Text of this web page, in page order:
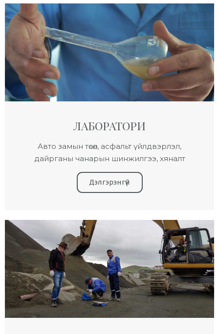
ЛАБОРАТОРИ
Авто замын төсөл, асфальт үйлдвэрлэл,
дайрганы чанарын шинжилгээ, хяналт
Дэлгэрэнгүй